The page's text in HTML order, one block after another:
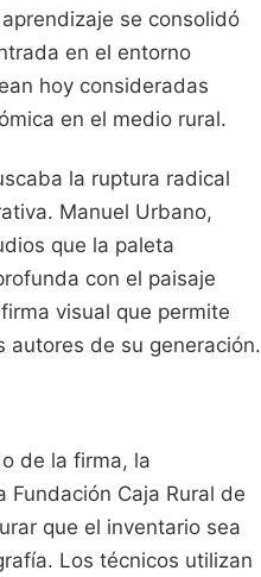
se consolidó
en el entorno
hoy consideradas
en el medio rural.
la ruptura radical
Manuel Urbano,
que la paleta
con el paisaje
visual que permite
autores de su generación.
de la firma, la
Caja Rural de
que el inventario sea
Los técnicos utilizan